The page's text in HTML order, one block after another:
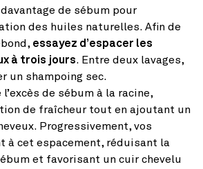
de sébum pour
des huiles naturelles. Afin de
essayez d’espacer les
à trois jours. Entre deux lavages,
un shampoing sec.
de sébum à la racine,
de fraîcheur tout en ajoutant un
Progressivement, vos
à cet espacement, réduisant la
et favorisant un cuir chevelu